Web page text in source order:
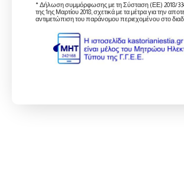
* Δήλωση συμμόρφωσης με τη Σύσταση (ΕΕ) 2018/
της 1ης Μαρτίου 2018, σχετικά με τα μέτρα για την
αντιμετώπιση του παράνομου περιεχομένου στο